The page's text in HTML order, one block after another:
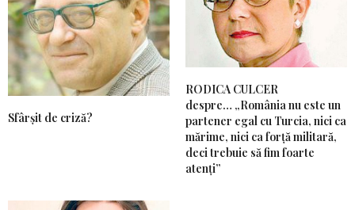
Sfârșit de criză?
RODICA CULCER
despre… „România nu este un
partener egal cu Turcia, nici ca
mărime, nici ca forță militară,
deci trebuie să fim foarte
atenți”